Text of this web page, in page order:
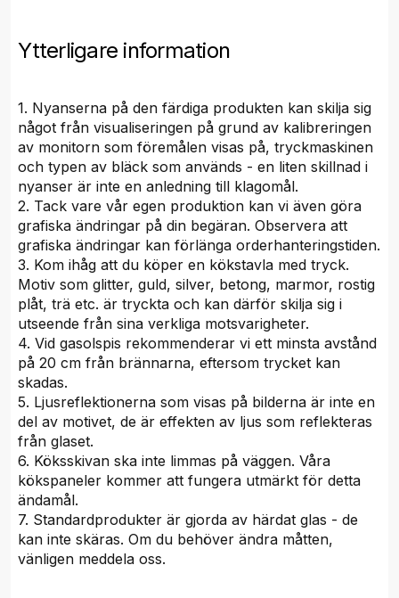
Ytterligare information
1. Nyanserna på den färdiga produkten kan skilja sig
något från visualiseringen på grund av kalibreringen
av monitorn som föremålen visas på, tryckmaskinen
och typen av bläck som används - en liten skillnad i
nyanser är inte en anledning till klagomål.
2. Tack vare vår egen produktion kan vi även göra
grafiska ändringar på din begäran. Observera att
grafiska ändringar kan förlänga orderhanteringstiden.
3. Kom ihåg att du köper en kökstavla med tryck.
Motiv som glitter, guld, silver, betong, marmor, rostig
plåt, trä etc. är tryckta och kan därför skilja sig i
utseende från sina verkliga motsvarigheter.
4. Vid gasolspis rekommenderar vi ett minsta avstånd
på 20 cm från brännarna, eftersom trycket kan
skadas.
5. Ljusreflektionerna som visas på bilderna är inte en
del av motivet, de är effekten av ljus som reflekteras
från glaset.
6. Köksskivan ska inte limmas på väggen. Våra
kökspaneler kommer att fungera utmärkt för detta
ändamål.
7. Standardprodukter är gjorda av härdat glas - de
kan inte skäras. Om du behöver ändra måtten,
vänligen meddela oss.